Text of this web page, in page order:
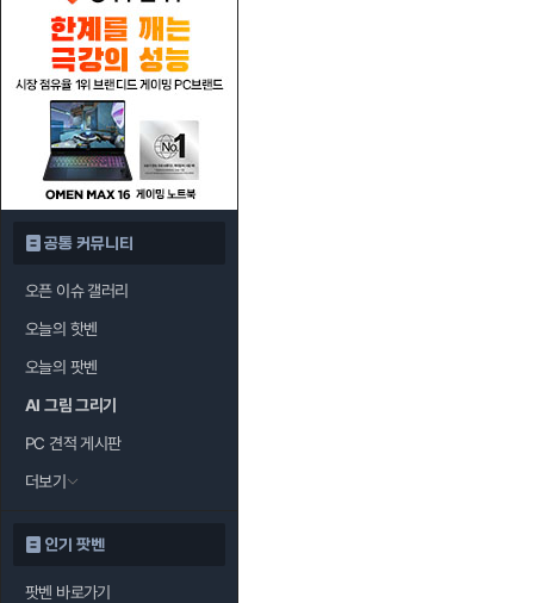
공통 커뮤니티
오픈 이슈 갤러리
오늘의 핫벤
오늘의 팟벤
AI 그림 그리기
PC 견적 게시판
더보기
인기 팟벤
팟벤 바로가기